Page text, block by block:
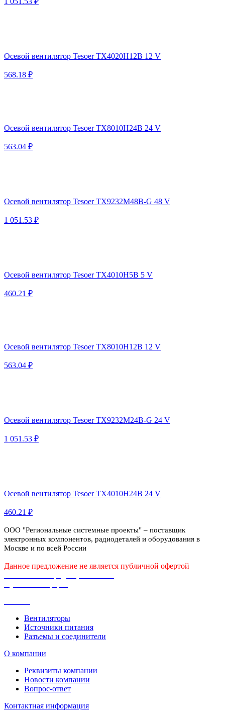
Осевой вентилятор Tesoer TX4020H12B 12 V
568.18 ₽
Осевой вентилятор Tesoer TX8010H24B 24 V
563.04 ₽
Осевой вентилятор Tesoer TX9232M48B-G 48 V
1 051.53 ₽
Осевой вентилятор Tesoer TX4010H5B 5 V
460.21 ₽
Осевой вентилятор Tesoer TX8010H12B 12 V
563.04 ₽
Осевой вентилятор Tesoer TX9232M24B-G 24 V
1 051.53 ₽
Осевой вентилятор Tesoer TX4010H24B 24 V
460.21 ₽
ООО "Региональные системные проекты" – поставщик
электронных компонентов, радиодеталей и оборудования в
Москве и по всей России
Данное предложение не является публичной офертой
Вентиляторы
Источники питания
Разъемы и соединители
О компании
Реквизиты компании
Новости компании
Вопрос-ответ
Контактная информация